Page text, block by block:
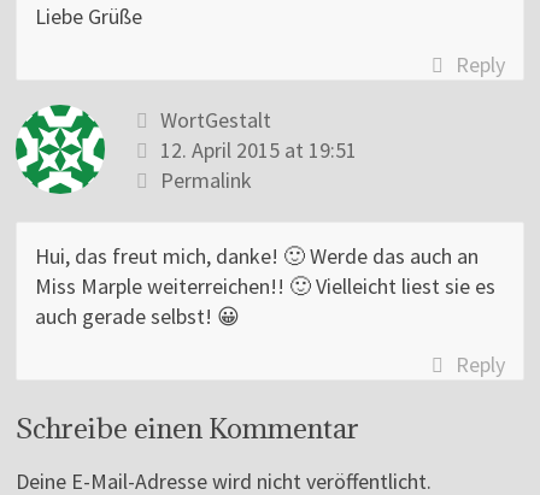
Liebe Grüße
Reply
WortGestalt
12. April 2015 at 19:51
Permalink
Hui, das freut mich, danke! 🙂 Werde das auch an
Miss Marple weiterreichen!! 🙂 Vielleicht liest sie es
auch gerade selbst! 😀
Reply
Schreibe einen Kommentar
Deine E-Mail-Adresse wird nicht veröffentlicht.